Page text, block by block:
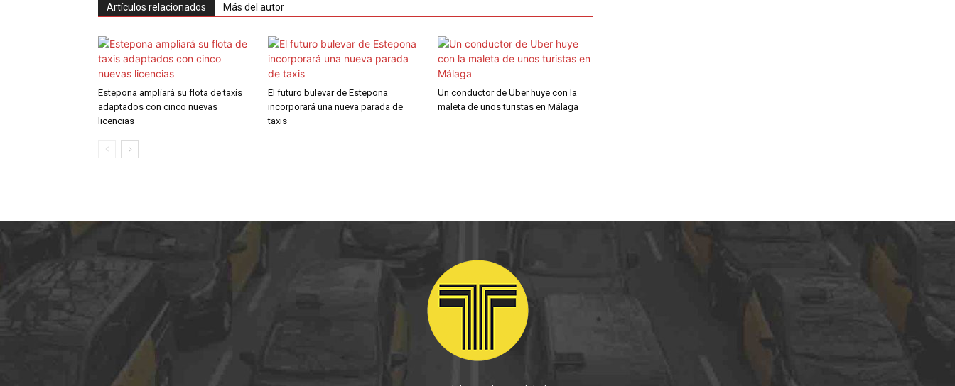
Artículos relacionados Más del autor
Estepona ampliará su flota de taxis
adaptados con cinco nuevas
licencias
El futuro bulevar de Estepona
incorporará una nueva parada de
taxis
Un conductor de Uber huye con la
maleta de unos turistas en Málaga